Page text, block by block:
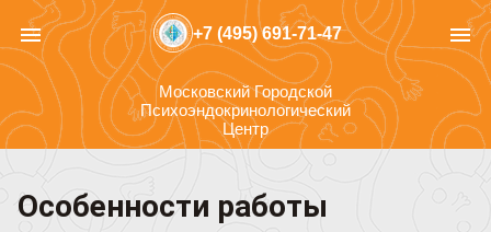
menu +7 (495) 691-71-47 menu
Московский Городской
Психоэндокринологический
Центр
Особенности работы